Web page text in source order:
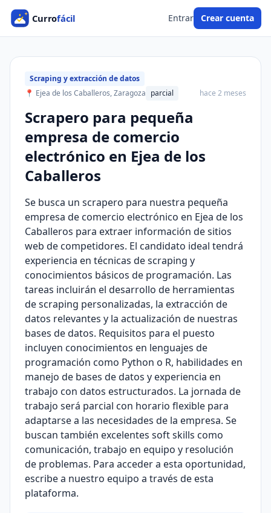
Entrar Crear cuenta
Scraping y extracción de datos
📍 Ejea de los Caballeros, Zaragoza parcial hace 2 meses
Scrapero para pequeña
empresa de comercio
electrónico en Ejea de los
Caballeros
Se busca un scrapero para nuestra pequeña
empresa de comercio electrónico en Ejea de los
Caballeros para extraer información de sitios
web de competidores. El candidato ideal tendrá
experiencia en técnicas de scraping y
conocimientos básicos de programación. Las
tareas incluirán el desarrollo de herramientas
de scraping personalizadas, la extracción de
datos relevantes y la actualización de nuestras
bases de datos. Requisitos para el puesto
incluyen conocimientos en lenguajes de
programación como Python o R, habilidades en
manejo de bases de datos y experiencia en
trabajo con datos estructurados. La jornada de
trabajo será parcial con horario flexible para
adaptarse a las necesidades de la empresa. Se
buscan también excelentes soft skills como
comunicación, trabajo en equipo y resolución
de problemas. Para acceder a esta oportunidad,
escribe a nuestro equipo a través de esta
plataforma.